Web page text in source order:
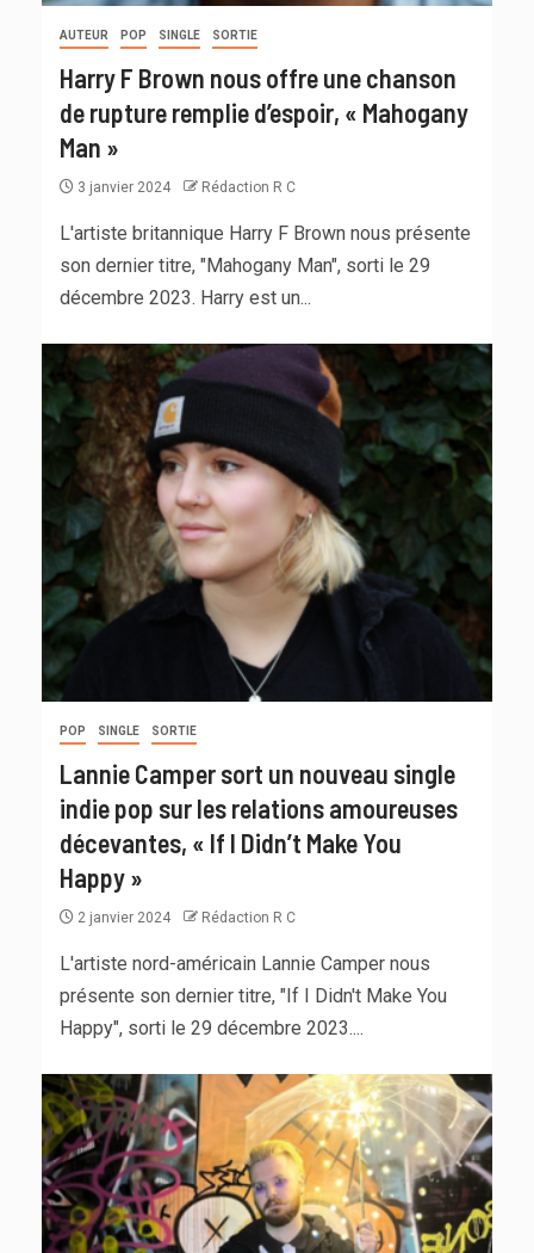
AUTEUR POP SINGLE SORTIE
Harry F Brown nous offre une chanson
de rupture remplie d’espoir, « Mahogany
Man »
3 janvier 2024 Rédaction R C
L'artiste britannique Harry F Brown nous présente
son dernier titre, "Mahogany Man", sorti le 29
décembre 2023. Harry est un...
POP SINGLE SORTIE
Lannie Camper sort un nouveau single
indie pop sur les relations amoureuses
décevantes, « If I Didn’t Make You
Happy »
2 janvier 2024 Rédaction R C
L'artiste nord-américain Lannie Camper nous
présente son dernier titre, "If I Didn't Make You
Happy", sorti le 29 décembre 2023....